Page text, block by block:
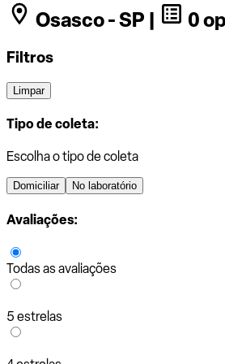
Osasco - SP | 0
Filtros
Limpar
Tipo de coleta:
Escolha o tipo de coleta
Domiciliar No laboratório
Avaliações:
Todas as avaliações
5 estrelas